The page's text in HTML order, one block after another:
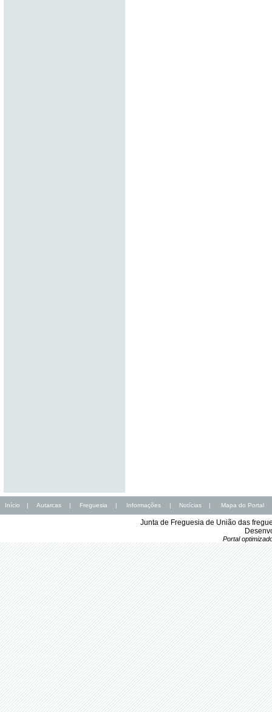
Início | Autarcas | Freguesia | Informações | Notícias | Mapa do Portal
Junta de Freguesia de União das
Portal